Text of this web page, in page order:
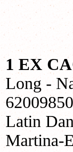
1 EX
Long -
Latin
Martina-